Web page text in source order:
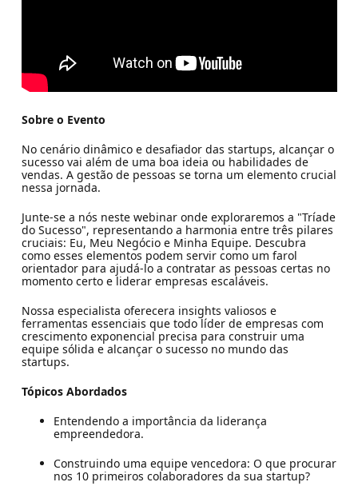
Sobre o Evento
No cenário dinâmico e desafiador das startups, alcançar o
sucesso vai além de uma boa ideia ou habilidades de
vendas. A gestão de pessoas se torna um elemento crucial
nessa jornada.
Junte-se a nós neste webinar onde exploraremos a "Tríade
do Sucesso", representando a harmonia entre três pilares
cruciais: Eu, Meu Negócio e Minha Equipe. Descubra
como esses elementos podem servir como um farol
orientador para ajudá-lo a contratar as pessoas certas no
momento certo e liderar empresas escaláveis.
Nossa especialista oferecera insights valiosos e
ferramentas essenciais que todo líder de empresas com
crescimento exponencial precisa para construir uma
equipe sólida e alcançar o sucesso no mundo das
startups.
Tópicos Abordados
Entendendo a importância da liderança
empreendedora.
Construindo uma equipe vencedora: O que procurar
nos 10 primeiros colaboradores da sua startup?